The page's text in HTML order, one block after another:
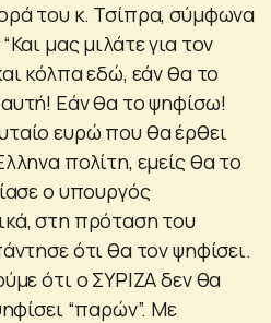
του κ. Τσίπρα, σύμφωνα
μας μιλάτε για τον
κόλπα εδώ, εάν θα το
Εάν θα το ψηφίσω!
ευρώ που θα έρθει
πολίτη, εμείς θα το
ο υπουργός
στη πρόταση του
ότι θα τον ψηφίσει.
ότι ο ΣΥΡΙΖΑ δεν θα
“παρών”. Με